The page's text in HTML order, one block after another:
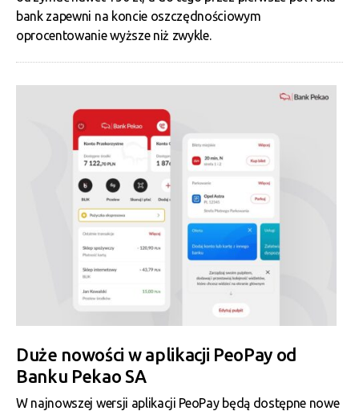
bank zapewni na koncie oszczędnościowym
oprocentowanie wyższe niż zwykle.
Duże nowości w aplikacji PeoPay od
Banku Pekao SA
W najnowszej wersji aplikacji PeoPay będą dostępne nowe